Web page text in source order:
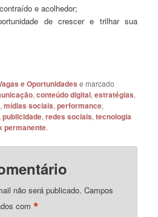
e acolhedor;
de crescer e trilhar sua
e Oportunidades e marcado
,conteúdo digital,estratégias,
,mídias sociais,performance,
,publicidade,redes sociais,tecnologia
permanente.
não será publicado. Campos
com*